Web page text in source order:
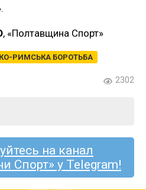
, «Полтавщина Спорт»
РИМСЬКА БОРОТЬБА
2302
на канал
Спорт» у Telegram!